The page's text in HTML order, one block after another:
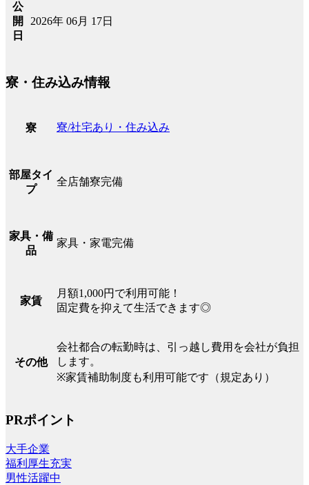
公
開
日
2026年 06月 17日
寮・住み込み情報
寮 寮/社宅あり・住み込み
部屋タイ
プ
全店舗寮完備
家具・備
品
家具・家電完備
家賃
月額1,000円で利用可能！
固定費を抑えて生活できます◎
その他
会社都合の転勤時は、引っ越し費用を会社が負担
します。
※家賃補助制度も利用可能です（規定あり）
PRポイント
大手企業
福利厚生充実
男性活躍中